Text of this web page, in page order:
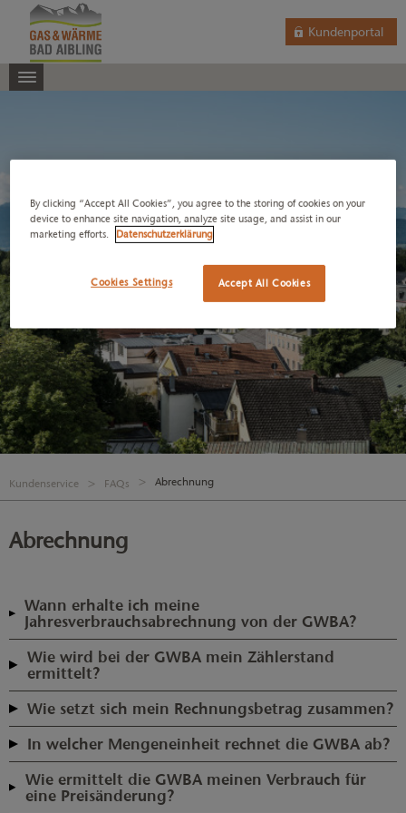
Kundenportal
Kundenservice FAQs Abrechnung
Abrechnung
Wann erhalte ich meine
Jahresverbrauchsabrechnung von der GWBA?
Die Jahresverbrauchsabrechnung erhalten Sie am Ende des
Abrechnungsjahrs. Der genaue Termin wird vom Netzbetreiber
vorgegeben.
Wie wird bei der GWBA mein Zählerstand
ermittelt?
Sie erhalten vom zuständigen Netzbetreiber die Aufforderung zur
Ablesung mittels Ablesekarte. Eine Option ist, dass Sie uns selber den
Zählerstand melden.
Wie setzt sich mein Rechnungsbetrag zusammen?
Ihr Jahresrechnungsbetrag wird wie folgt ermittelt: (Grundpreis in
Euro pro Monat x 12 Monate) + (Arbeitspreis in Cent je
Kilowattstunde (kWh) x Verbrauchsmenge pro Jahr) Die
Gesamtkosten werden mit den geleisteten Abschlagszahlungen
verrechnet und ergeben den Restbetrag (Nachzahlung) oder die
In welcher Mengeneinheit rechnet die GWBA ab?
Bei der GWBA wird in der Einheit Kilowattstunde (kWh) abgerechnet.
Wie ermittelt die GWBA meinen Verbrauch für
eine Preisänderung?
By clicking “Accept All Cookies”, you agree to the storing of cookies on your
device to enhance site navigation, analyze site usage, and assist in our
marketing efforts.
Datenschutzerklärung
Cookies Settings Accept All Cookies